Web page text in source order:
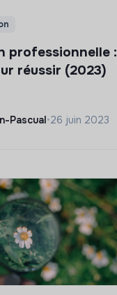
professionnelle :
réussir (2023)
Pascual•26 juin 2023